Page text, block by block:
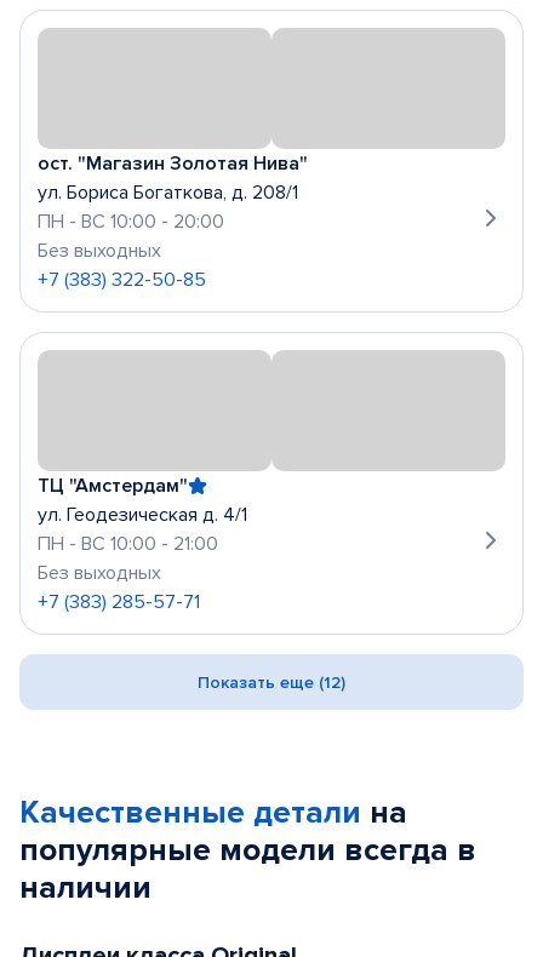
ост. "Магазин Золотая Нива"
ул. Бориса Богаткова, д. 208/1
ПН - ВС 10:00 - 20:00
Без выходных
+7 (383) 322-50-85
ТЦ "Амстердам"
ул. Геодезическая д. 4/1
ПН - ВС 10:00 - 21:00
Без выходных
+7 (383) 285-57-71
Показать еще (12)
Качественные детали на
популярные модели всегда в
наличии